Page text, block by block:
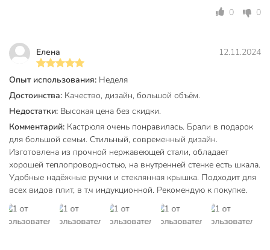
специальному капсульному дну.
покрытием?
Нержавеющая сталь 18/10 устойчива к царапинам, не
впитывает запахи, легко очищается и не требует особого
ухода — кастрюля подходит для посудомоечной машины.
Какой объем и размеры у этой модели?
Объем кастрюли — 6.8 литра, диаметр — 26 см, высота без
крышки — 13.5 см, вес — 2.47 кг. Крышка из
термостойкого стекла с выпускным клапаном входит в
комплект.
0 0
Елена 12.11.2024
Опыт использования: Неделя
Достоинства: Качество, дизайн, большой объём.
Недостатки: Высокая цена без скидки.
Комментарий: Кастрюля очень понравилась. Брали в подарок
для большой семьи. Стильный, современный дизайн.
Изготовлена из прочной нержавеющей стали, обладает
хорошей теплопроводностью, на внутренней стенке есть шкала.
Удобные надёжные ручки и стеклянная крышка. Подходит для
всех видов плит, в т.ч индукционной. Рекомендую к покупке.